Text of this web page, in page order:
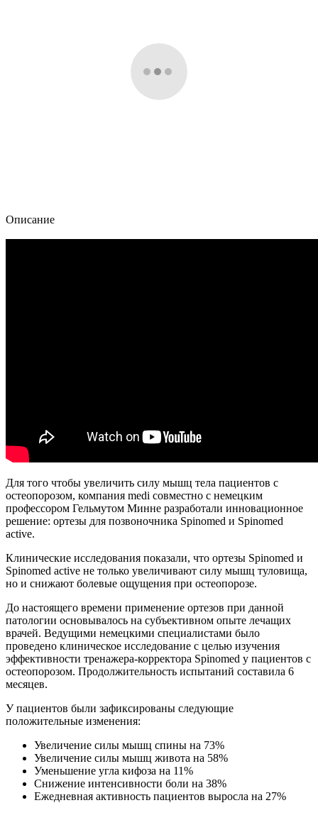
Описание
Для того чтобы увеличить силу мышц тела пациентов с
остеопорозом, компания medi совместно с немецким
профессором Гельмутом Минне разработали инновационное
решение: ортезы для позвоночника Spinomed и Spinomed
active.
Клинические исследования показали, что ортезы Spinomed и
Spinomed active не только увеличивают силу мышц туловища,
но и снижают болевые ощущения при остеопорозе.
До настоящего времени применение ортезов при данной
патологии основывалось на субъективном опыте лечащих
врачей. Ведущими немецкими специалистами было
проведено клиническое исследование с целью изучения
эффективности тренажера-корректора Spinomed у пациентов с
остеопорозом. Продолжительность испытаний составила 6
месяцев.
У пациентов были зафиксированы следующие
положительные изменения:
Увеличение силы мышц спины на 73%
Увеличение силы мышц живота на 58%
Уменьшение угла кифоза на 11%
Снижение интенсивности боли на 38%
Ежедневная активность пациентов выросла на 27%